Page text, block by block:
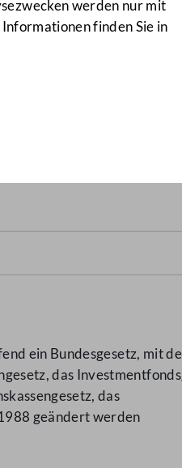
werden nur mit
finden Sie in
ein Bundesgesetz, mit
das
das
geändert werden